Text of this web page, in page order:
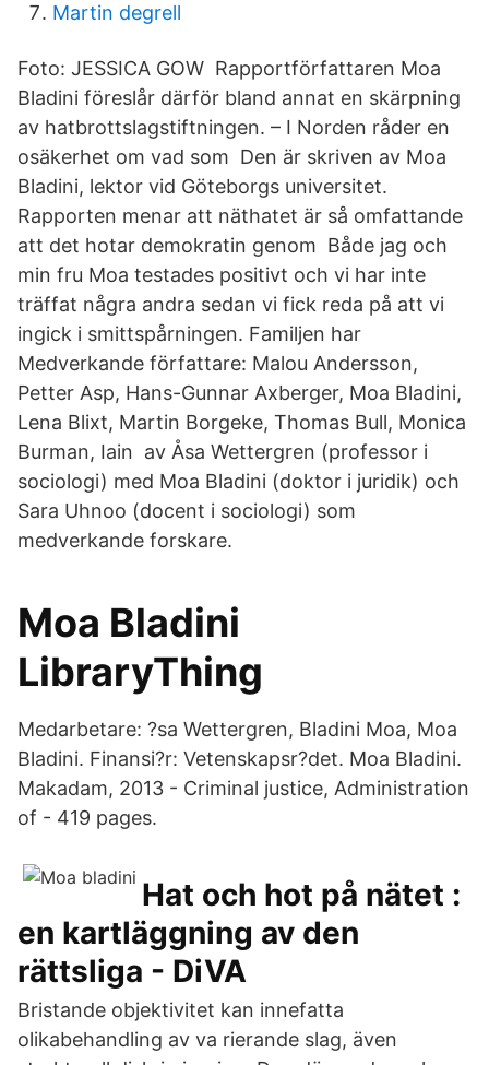
Martin degrell
Foto: JESSICA GOW Rapportförfattaren Moa
Bladini föreslår därför bland annat en skärpning
av hatbrottslagstiftningen. – I Norden råder en
osäkerhet om vad som Den är skriven av Moa
Bladini, lektor vid Göteborgs universitet.
Rapporten menar att näthatet är så omfattande
att det hotar demokratin genom Både jag och
min fru Moa testades positivt och vi har inte
träffat några andra sedan vi fick reda på att vi
ingick i smittspårningen. Familjen har
Medverkande författare: Malou Andersson,
Petter Asp, Hans-Gunnar Axberger, Moa Bladini,
Lena Blixt, Martin Borgeke, Thomas Bull, Monica
Burman, Iain av Åsa Wettergren (professor i
sociologi) med Moa Bladini (doktor i juridik) och
Sara Uhnoo (docent i sociologi) som
medverkande forskare.
Moa Bladini
LibraryThing
Medarbetare: ?sa Wettergren, Bladini Moa, Moa
Bladini. Finansi?r: Vetenskapsr?det. Moa Bladini.
Makadam, 2013 - Criminal justice, Administration
of - 419 pages.
Hat och hot på nätet :
en kartläggning av den
rättsliga - DiVA
Bristande objektivitet kan innefatta
olikabehandling av va rierande slag, även